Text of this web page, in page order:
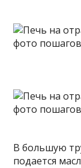
В большую
подается